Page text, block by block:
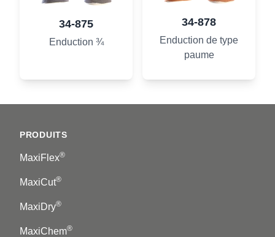
34-875
Enduction ¾
34-878
Enduction de type
paume
PRODUITS
MaxiFlex®
MaxiCut®
MaxiDry®
MaxiChem®